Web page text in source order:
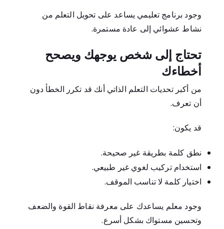
وجود برنامج تعليمي يساعد على تحويل التعلم من
نشاط عشوائي إلى عادة مستمرة.
تحتاج إلى شخص يوجهك ويصحح
أخطاءك
من أكبر تحديات التعلم الذاتي أنك قد تكرر الخطأ دون
أن تعرف.
قد يكون:
نطق كلمة بطريقة غير صحيحة.
استخدام تركيب لغوي غير طبيعي.
اختيار كلمة لا تناسب الموقف.
وجود معلم يساعدك على معرفة نقاط القوة والضعف
وتحسين مستواك بشكل أسرع.